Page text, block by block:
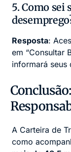
5. Como sei
Resposta:
em “Consultar
informará
A Carteira de
como